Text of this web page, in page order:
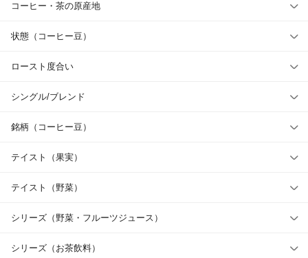
コーヒー・茶の原産地
状態（コーヒー豆）
ロースト度合い
シングル/ブレンド
銘柄（コーヒー豆）
テイスト（果実）
テイスト（野菜）
シリーズ（野菜・フルーツジュース）
シリーズ（お茶飲料）